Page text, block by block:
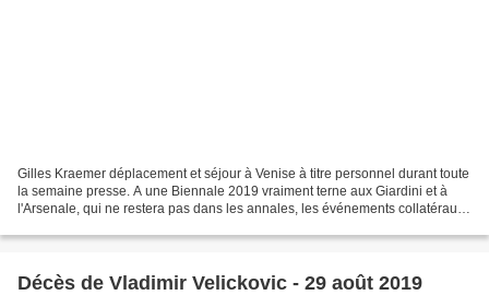
Gilles Kraemer déplacement et séjour à Venise à titre personnel durant toute
la semaine presse. A une Biennale 2019 vraiment terne aux Giardini et à
l'Arsenale, qui ne restera pas dans les annales, les événements collatéraux
Décès de Vladimir Velickovic - 29 août 2019